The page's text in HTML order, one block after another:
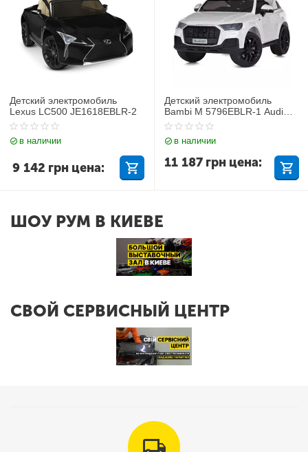
Детский электромобиль
Lexus LC500 JE1618EBLR-2
в наличии
9 142 грн цена:
Детский электромобиль
Bambi M 5796EBLR-1 Audi
Q7
в наличии
11 187 грн цена:
ШОУ РУМ В КИЕВЕ
СВОЙ СЕРВИСНЫЙ ЦЕНТР